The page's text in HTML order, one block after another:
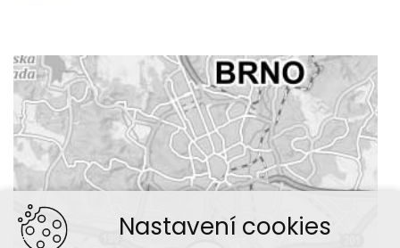
Nastavení cookies